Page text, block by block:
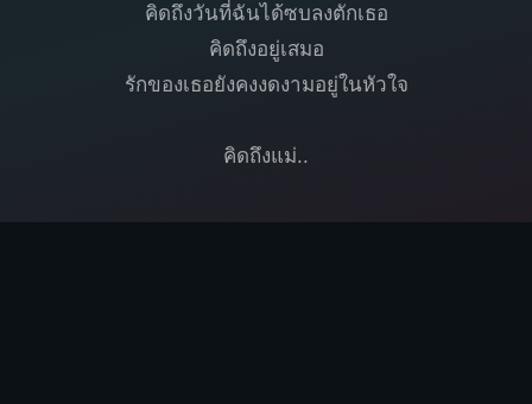
คิดถึงวันที่ฉันได้ซบลงตักเธอ
คิดถึงอยู่เสมอ
รักของเธอยังคงงดงามอยู่ในหัวใจ
คิดถึงแม่..